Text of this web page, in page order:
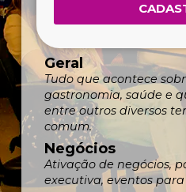
Geral
Tudo que acontece
gastronomia, saúde e
entre outros diversos
comum.
Negócios
Ativação de negócios,
executiva, eventos